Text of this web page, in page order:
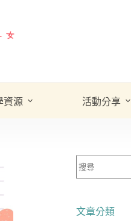
資源 活動分享
文章分類